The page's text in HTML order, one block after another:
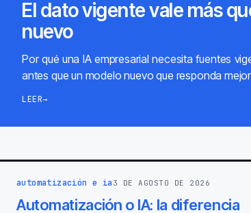
El dato vigente vale más
nuevo
Por qué una IA empresarial necesita fuentes
antes que un modelo nuevo que responda
LEER→
automatización e ia 3 DE AGOSTO DE 2026
Automatización o IA: la diferencia